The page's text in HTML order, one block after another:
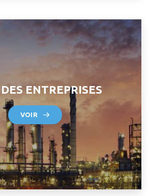
ENTREPRISES
VOIR